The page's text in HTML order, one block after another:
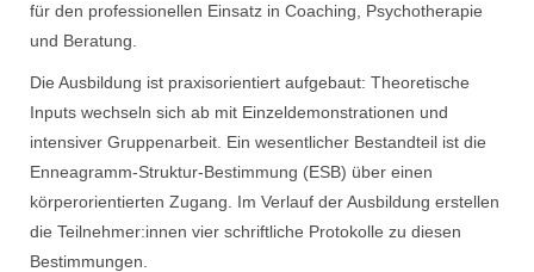
für den professionellen Einsatz in Coaching, Psychotherapie
und Beratung.
Die Ausbildung ist praxisorientiert aufgebaut: Theoretische
Inputs wechseln sich ab mit Einzeldemonstrationen und
intensiver Gruppenarbeit. Ein wesentlicher Bestandteil ist die
Enneagramm-Struktur-Bestimmung (ESB) über einen
körperorientierten Zugang. Im Verlauf der Ausbildung erstellen
die Teilnehmer:innen vier schriftliche Protokolle zu diesen
Bestimmungen.